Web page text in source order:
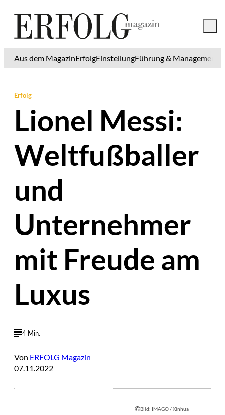
Aus dem MagazinErfolgEinstellungFührung & Management
Erfolg
Lionel Messi:
Weltfußballer
und
Unternehmer
mit Freude am
Luxus
4 Min.
Von ERFOLG Magazin
07.11.2022
©Bild: IMAGO / Xinhua